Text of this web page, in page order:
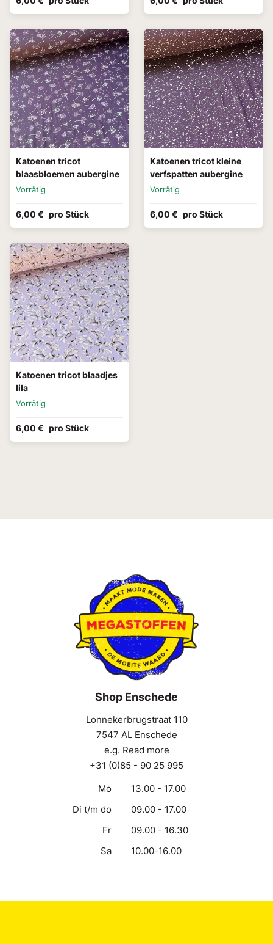
Katoenen tricot
blaasbloemen aubergine
Vorrätig
6,00 € pro Stück
Katoenen tricot kleine
verfspatten aubergine
Vorrätig
6,00 € pro Stück
Katoenen tricot blaadjes
lila
Vorrätig
6,00 € pro Stück
Shop Enschede
Lonnekerbrugstraat 110
7547 AL Enschede
e.g. Read more
+31 (0)85 - 90 25 995
Mo
13.00 - 17.00
Di t/m do
09.00 - 17.00
Fr
09.00 - 16.30
Sa
10.00-16.00